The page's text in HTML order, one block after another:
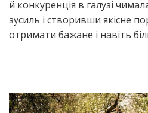
й конкуренція в галузі
зусиль і створивши якісне
отримати бажане і навіть